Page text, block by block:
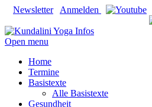
Newsletter Anmelden
Open menu
Home
Termine
Basistexte
Alle Basistexte
Gesundheit